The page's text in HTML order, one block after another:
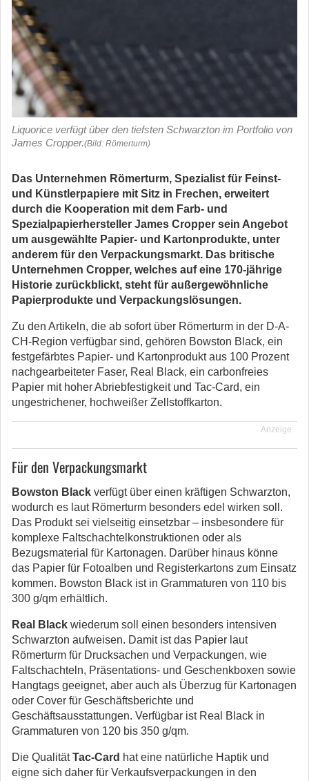
Liquorice verfügt über den tiefsten Schwarzton im Portfolio von
James Cropper.(Bild: Römerturm)
Das Unternehmen Römerturm, Spezialist für Feinst-
und Künstlerpapiere mit Sitz in Frechen, erweitert
durch die Kooperation mit dem Farb- und
Spezialpapierhersteller James Cropper sein Angebot
um ausgewählte Papier- und Kartonprodukte, unter
anderem für den Verpackungsmarkt. Das britische
Unternehmen Cropper, welches auf eine 170-jährige
Historie zurückblickt, steht für außergewöhnliche
Papierprodukte und Verpackungslösungen.
Zu den Artikeln, die ab sofort über Römerturm in der D-A-
CH-Region verfügbar sind, gehören Bowston Black, ein
festgefärbtes Papier- und Kartonprodukt aus 100 Prozent
nachgearbeiteter Faser, Real Black, ein carbonfreies
Papier mit hoher Abriebfestigkeit und Tac-Card, ein
ungestrichener, hochweißer Zellstoffkarton.
Anzeige
Für den Verpackungsmarkt
Bowston Black verfügt über einen kräftigen Schwarzton,
wodurch es laut Römerturm besonders edel wirken soll.
Das Produkt sei vielseitig einsetzbar – insbesondere für
komplexe Faltschachtelkonstruktionen oder als
Bezugsmaterial für Kartonagen. Darüber hinaus könne
das Papier für Fotoalben und Registerkartons zum Einsatz
kommen. Bowston Black ist in Grammaturen von 110 bis
300 g/qm erhältlich.
Real Black wiederum soll einen besonders intensiven
Schwarzton aufweisen. Damit ist das Papier laut
Römerturm für Drucksachen und Verpackungen, wie
Faltschachteln, Präsentations- und Geschenkboxen sowie
Hangtags geeignet, aber auch als Überzug für Kartonagen
oder Cover für Geschäftsberichte und
Geschäftsausstattungen. Verfügbar ist Real Black in
Grammaturen von 120 bis 350 g/qm.
Die QualitätTac-Card hat eine natürliche Haptik und
eigne sich daher für Verkaufsverpackungen in den